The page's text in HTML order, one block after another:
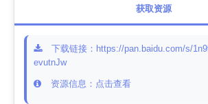
获取资源
下载链接：https://pan.baidu.com/s/
evutnJw
资源信息：点击查看